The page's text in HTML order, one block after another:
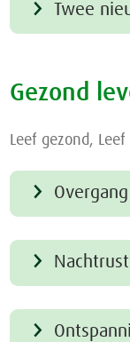
Twee
Gezond
Leef gezond,
Overgang
Nachtrust